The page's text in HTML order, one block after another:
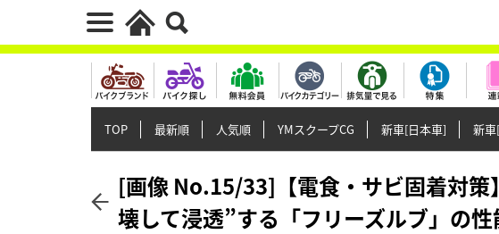
TOP 最新順 人気順 YMスクープCG 新車[日本車] 新
[画像 No.15/33]【電食・サビ固着対策
壊して浸透”する「フリーズルブ」の